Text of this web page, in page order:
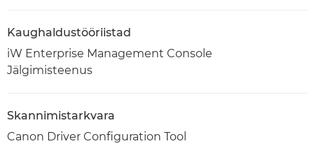
Kaughaldustööriistad
iW Enterprise Management Console
Jälgimisteenus
Skannimistarkvara
Canon Driver Configuration Tool